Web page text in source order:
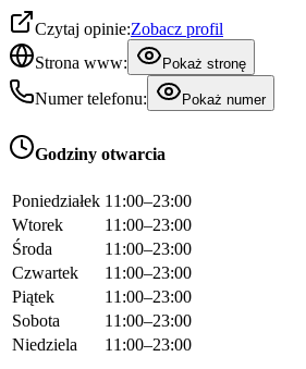
Czytaj opinie:Zobacz profil
Strona www:
Pokaż stronę
Numer telefonu: Pokaż numer
Godziny otwarcia
Poniedziałek 11:00–23:00
Wtorek
11:00–23:00
Środa
11:00–23:00
Czwartek
11:00–23:00
Piątek
11:00–23:00
Sobota
11:00–23:00
Niedziela
11:00–23:00